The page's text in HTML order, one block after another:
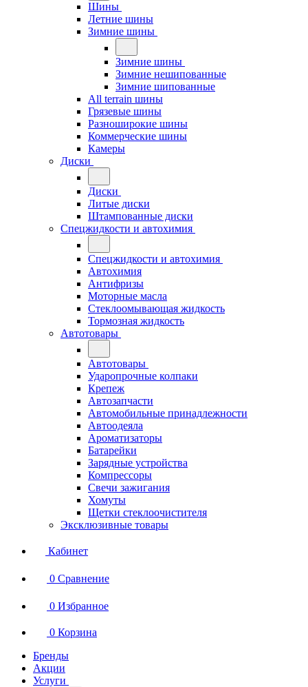
Шины
Летние шины
Зимние шины
Зимние шины
Зимние нешипованные
Зимние шипованные
All terrain шины
Грязевые шины
Разноширокие шины
Коммерческие шины
Камеры
Диски
Диски
Литые диски
Штампованные диски
Спецжидкости и автохимия
Спецжидкости и автохимия
Автохимия
Антифризы
Моторные масла
Стеклоомывающая жидкость
Тормозная жидкость
Автотовары
Автотовары
Ударопрочные колпаки
Крепеж
Автозапчасти
Автомобильные принадлежности
Автоодеяла
Ароматизаторы
Батарейки
Зарядные устройства
Компрессоры
Свечи зажигания
Хомуты
Щетки стеклоочистителя
Эксклюзивные товары
Кабинет
0 Сравнение
0 Избранное
0 Корзина
Бренды
Акции
Услуги